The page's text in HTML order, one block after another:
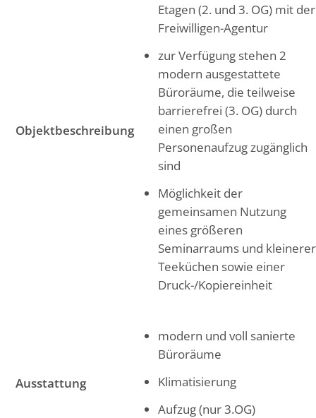
Objektbeschreibung
Etagen (2. und 3. OG) mit der
Freiwilligen-Agentur
zur Verfügung stehen 2
modern ausgestattete
Büroräume, die teilweise
barrierefrei (3. OG) durch
einen großen
Personenaufzug zugänglich
sind
Möglichkeit der
gemeinsamen Nutzung
eines größeren
Seminarraums und kleinerer
Teeküchen sowie einer
Druck-/Kopiereinheit
Ausstattung
modern und voll sanierte
Büroräume
Klimatisierung
Aufzug (nur 3.OG)